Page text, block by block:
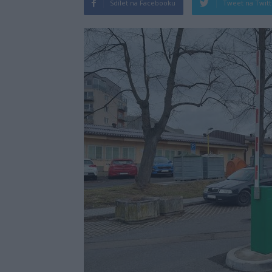
Sdílet na Facebooku Tweet na